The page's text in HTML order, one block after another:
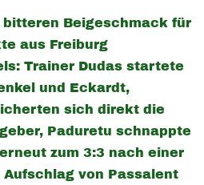
bitteren Beigeschmack für
aus Freiburg
Trainer Dudas startete
und Eckardt,
sich direkt die
Paduretu schnappte
zum 3:3 nach einer
von Passalent